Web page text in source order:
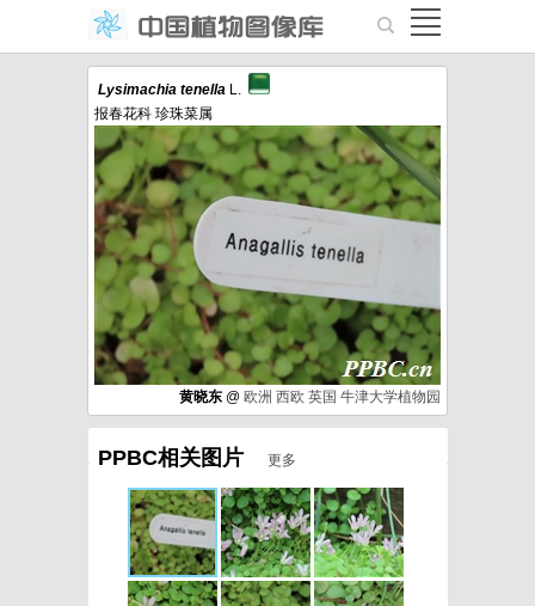
Lysimachia tenella L.
报春花科 珍珠菜属
黄晓东 @ 欧洲 西欧 英国 牛津大学植物园
PPBC相关图片 更多